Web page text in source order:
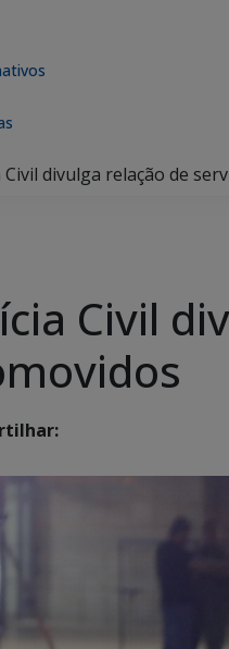
Civil divulga relação de
Civil